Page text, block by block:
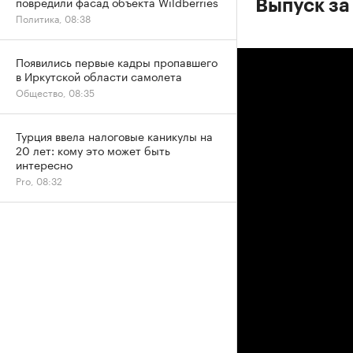
Выпуск
Политика, 08:38
Появились первые кадры пропавшего
в Иркутской области самолета
Общество, 08:35
Турция ввела налоговые каникулы на
20 лет: кому это может быть
интересно
Pro, 08:32